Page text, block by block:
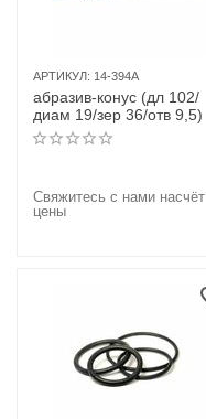
АРТИКУЛ: 14-394A
абразив-конус (дл 102/
диам 19/зер 36/отв 9,5)
Свяжитесь с нами насчёт
цены